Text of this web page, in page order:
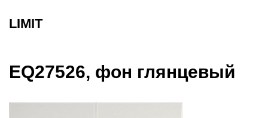
LIMIT
EQ27526, фон глянцевый